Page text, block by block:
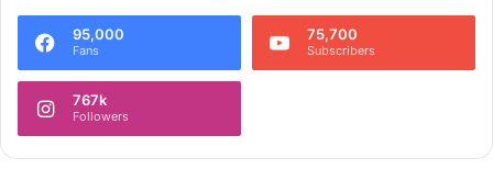
95,000
Fans
75,700
Subscribers
767k
Followers